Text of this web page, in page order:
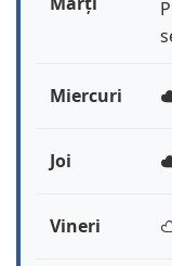
Miercuri
Joi
Vineri